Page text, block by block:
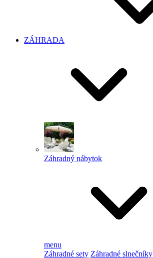
ZÁHRADA
Záhradný nábytok
menu
Záhradné sety Záhradné slnečníky